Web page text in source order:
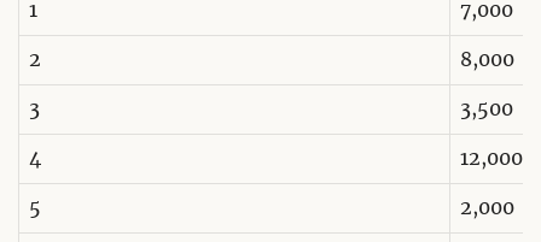
1 7,000
2 8,000
3 3,500
4 12,000
5 2,000